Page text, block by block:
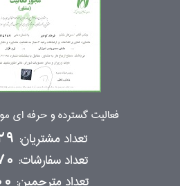
فعالیت گسترده و حرفه ای
تعداد مشتریان:
تعداد سفارشات: